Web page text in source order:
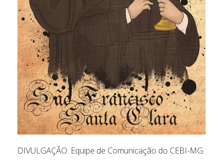
DIVULGAÇÃO: Equipe de Comunicação do CEBI-MG.